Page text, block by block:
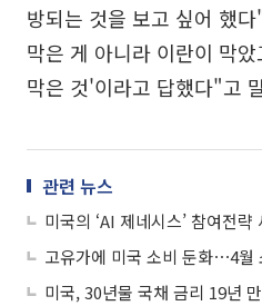
방되는 것을 보고 싶어 했
막은 게 아니라 이란이 막
막은 것'이라고 답했다"고
관련 뉴스
미국의 ‘AI 제네시스’ 참여전략
고유가에 미국 소비 둔화⋯4월
미국, 30년물 국채 금리 19년